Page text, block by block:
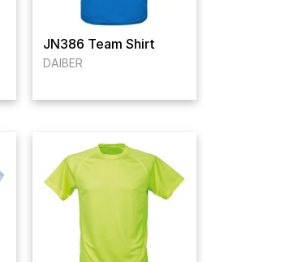
JN386 Team Shirt
DAIBER